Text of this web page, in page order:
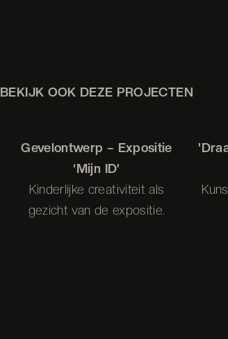
BEKIJK OOK DEZE PROJECTEN
Gevelontwerp – Expositie
‘Mijn ID’
Kinderlijke creativiteit als
gezicht van de expositie.